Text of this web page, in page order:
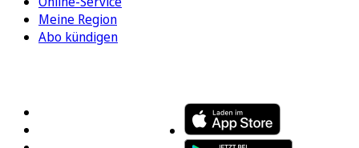
Meine Region
Abo kündigen